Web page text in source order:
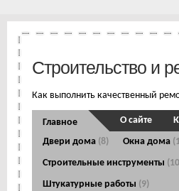
Строительство и
Как выполнить качественный
Главное
Двери дома (8) Окна дома
Строительные инструменты
Штукатурные работы (9)
О сайте